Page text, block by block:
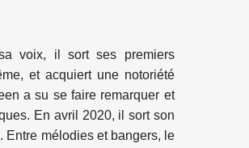
voix, il sort ses premiers
et acquiert une notoriété
a su se faire remarquer et
En avril 2020, il sort son
Entre mélodies et bangers, le